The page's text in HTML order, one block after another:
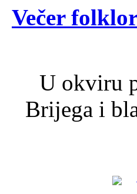
Večer
U okviru
Brijega i